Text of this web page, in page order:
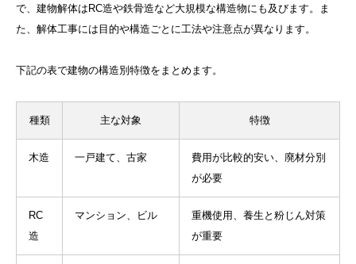
で、建物解体はRC造や鉄骨造など大規模な構造物にも及びます。ま
た、解体工事には目的や構造ごとに工法や注意点が異なります。
下記の表で建物の構造別特徴をまとめます。
種類 主な対象 特徴
木造 一戸建て、古家
費用が比較的安い、廃材分別
が必要
RC
造
マンション、ビル
重機使用、養生と粉じん対策
が重要